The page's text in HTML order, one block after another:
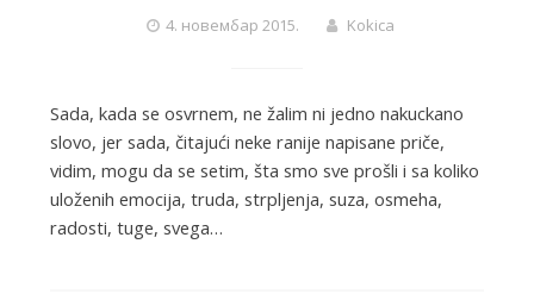
4. новембар 2015. Kokica
Sada, kada se osvrnem, ne žalim ni jedno nakuckano
slovo, jer sada, čitajući neke ranije napisane priče,
vidim, mogu da se setim, šta smo sve prošli i sa koliko
uloženih emocija, truda, strpljenja, suza, osmeha,
radosti, tuge, svega…